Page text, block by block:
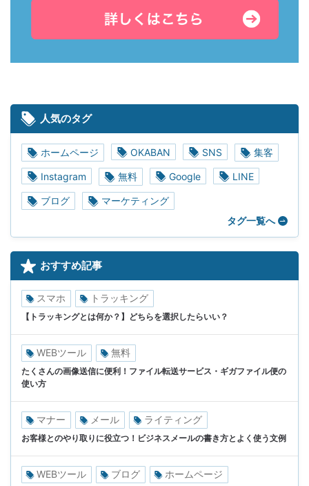
人気のタグ
ホームページ OKABAN SNS 集客
Instagram 無料 Google LINE
ブログ
マーケティング
タグ一覧へ
おすすめ記事
スマホ トラッキング
【トラッキングとは何か？】どちらを選択したらいい？
WEBツール 無料
たくさんの画像送信に便利！ファイル転送サービス・ギガファイル便の
使い方
マナー メール ライティング
お客様とのやり取りに役立つ！ビジネスメールの書き方とよく使う文例
WEBツール ブログ ホームページ